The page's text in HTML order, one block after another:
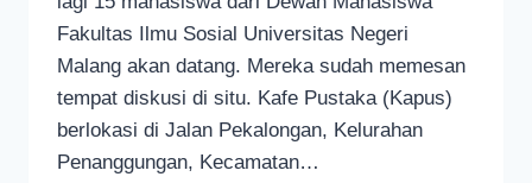
Fakultas Ilmu Sosial Universitas Negeri
Malang akan datang. Mereka sudah memesan
tempat diskusi di situ. Kafe Pustaka (Kapus)
berlokasi di Jalan Pekalongan, Kelurahan
Penanggungan, Kecamatan…